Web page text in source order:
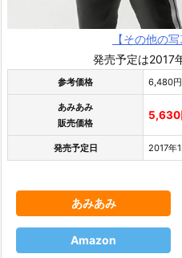
【その他の
発売予定は2017
参考価格 6,480
あみあみ
販売価格
5,630
発売予定日 2017年
あみあみ
Amazon